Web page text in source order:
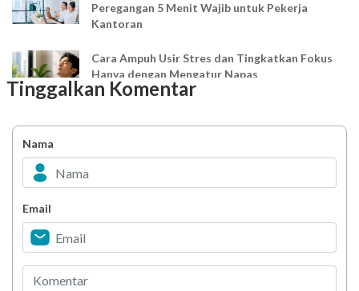
Peregangan 5 Menit Wajib untuk Pekerja
Kantoran
Cara Ampuh Usir Stres dan Tingkatkan Fokus
Hanya dengan Mengatur Napas
Bahagia dalam Tubuh
Minuman Manis, Teman atau Ancaman?
Berani Selesaikan Challenge 6.000 Langkah?
Tinggalkan Komentar
Nama
Email